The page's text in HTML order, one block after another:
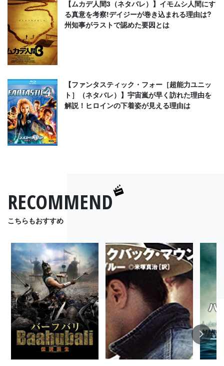
【ムカデ人間3（ネタバレ）】イモムシ人間にす
る真意を考察!デイジーが巻き込まれる理由は?
州知事がラストで認めた要因とは
【ファンタスティック・フォー［超能力ユニッ
ト］（ネタバレ）】宇宙嵐が早く訪れた理由を
解説！ヒロインの下着姿が見える理由は
RECOMMEND
こちらもおすすめ
Next